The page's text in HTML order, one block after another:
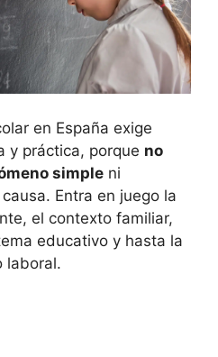
en España exige
y práctica, porque no
simple ni
Entra en juego la
el contexto familiar,
educativo y hasta la
laboral.